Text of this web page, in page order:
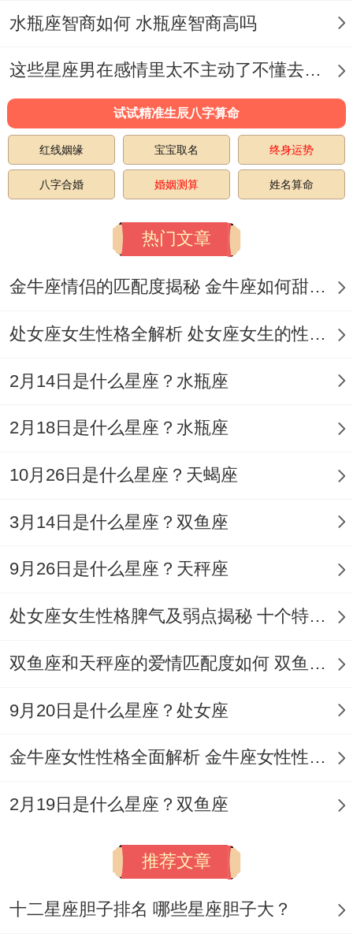
而是带着她最喜欢的郁金香和热可可出眼下
她公司楼下~车里播放着她收藏的歌单。
哪天他们沿着江边开了两个小时直到她主动
说起被客户刁难的委屈—有时候~给情绪一
个流淌的出口 比追问真相更决定性！
实际行动往往比语言更有力量。
差不多地、有个细节很打动我:某个天秤座女
生分手半年后 -偶然发现前任还保留着他们
旧物、特意绕路买的点心,或是记住他们随口
提过的小心愿,都是愈合伤口的良药。
就像有人会在天秤座加班时默默点好养生粥
着些细水长流的温暖；比一万句“别难过”更
座倾诉工作烦恼时比起急着出谋划策~不如
先肯定他们的努力:“我知道你位着个项目付
当他们位感情困惑时无需评判对错 - 只要握
着他们的手说:“你值的被好好对待”。
而是情绪盟友—有人能接住他们掉落的面
水瓶座智商如何 水瓶座智商高吗
这些星座男在感情里太不主动了不懂去爱 这些星座男在感情中排第几
试试精准生辰八字算命
红线姻缘 宝宝取名 终身运势
八字合婚 婚姻测算 姓名算命
热门文章
金牛座情侣的匹配度揭秘 金牛座如何甜蜜恋爱
处女座女生性格全解析 处女座女生的性格是什么样的
2月14日是什么星座？水瓶座
2月18日是什么星座？水瓶座
10月26日是什么星座？天蝎座
3月14日是什么星座？双鱼座
9月26日是什么星座？天秤座
处女座女生性格脾气及弱点揭秘 十个特点惊人！
双鱼座和天秤座的爱情匹配度如何 双鱼天秤缘分会怎样
9月20日是什么星座？处女座
金牛座女性性格全面解析 金牛座女性性格与脾气全揭秘
2月19日是什么星座？双鱼座
推荐文章
十二星座胆子排名 哪些星座胆子大？